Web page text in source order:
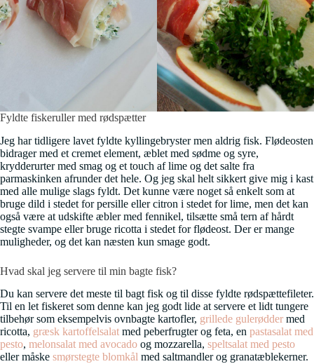
Fyldte fiskeruller med rødspætter
Jeg har tidligere lavet fyldte kyllingebryster men aldrig fisk. Flødeosten
bidrager med et cremet element, æblet med sødme og syre,
krydderurter med smag og et touch af lime og det salte fra
parmaskinken afrunder det hele. Og jeg skal helt sikkert give mig i kast
med alle mulige slags fyldt. Det kunne være noget så enkelt som at
bruge dild i stedet for persille eller citron i stedet for lime, men det kan
også være at udskifte æbler med fennikel, tilsætte små tern af hårdt
stegte svampe eller bruge ricotta i stedet for flødeost. Der er mange
muligheder, og det kan næsten kun smage godt.
Hvad skal jeg servere til min bagte fisk?
Du kan servere det meste til bagt fisk og til disse fyldte rødspættefileter.
Til en let fiskeret som denne kan jeg godt lide at servere et lidt tungere
tilbehør som eksempelvis ovnbagte kartofler, grillede gulerødder med
ricotta, græsk kartoffelsalat med peberfrugter og feta, en pastasalat med
pesto, melonsalat med avocado og mozzarella, speltsalat med pesto
eller måske smørstegte blomkål med saltmandler og granatæblekerner.